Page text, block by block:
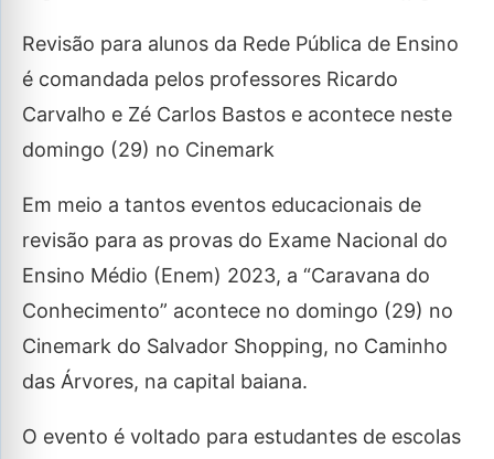
Revisão para alunos da Rede Pública de Ensino
é comandada pelos professores Ricardo
Carvalho e Zé Carlos Bastos e acontece neste
domingo (29) no Cinemark
Em meio a tantos eventos educacionais de
revisão para as provas do Exame Nacional do
Ensino Médio (Enem) 2023, a “Caravana do
Conhecimento” acontece no domingo (29) no
Cinemark do Salvador Shopping, no Caminho
das Árvores, na capital baiana.
O evento é voltado para estudantes de escolas